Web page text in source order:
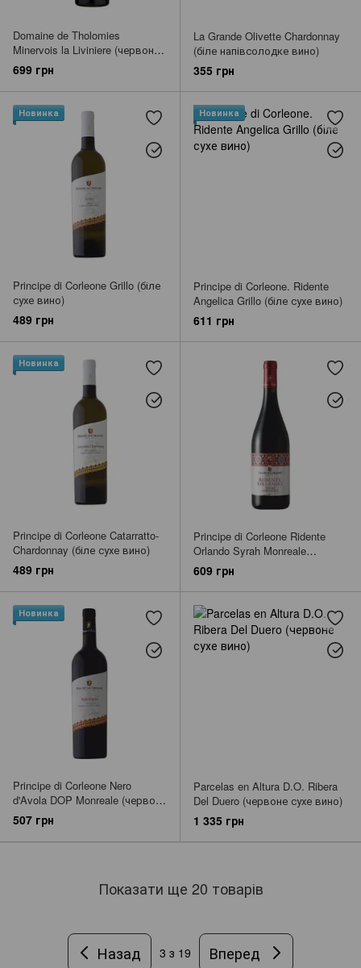
Domaine de Tholomies
Minervois la Liviniere (червоне
сухе вино)
699 грн
La Grande Olivette Chardonnay
(біле напівсолодке вино)
355 грн
Новинка
Principe di Corleone Grillo (біле
сухе вино)
489 грн
Новинка
Principe di Corleone. Ridente
Angelica Grillo (біле сухе вино)
611 грн
Новинка
Principe di Corleone Catarratto-
Chardonnay (біле сухе вино)
489 грн
Principe di Corleone Ridente
Orlando Syrah Monreale
(червоне сухе вино)
609 грн
Новинка
Principe di Corleone Nero
d'Avola DOP Monreale (червоне
сухе вино)
507 грн
Parcelas en Altura D.O. Ribera
Del Duero (червоне сухе вино)
1 335 грн
Показати ще 20 товарів
Назад 3 з 19 Вперед